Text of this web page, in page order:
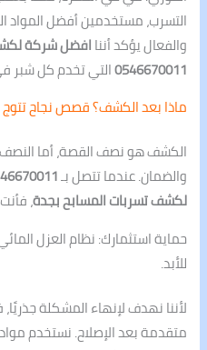
التسرب، مستخدمين أفضل المواد
والفعال يؤكد أنناافضل شركة
0546670011التي تخدم كل شبر
ماذا بعد الكشف؟ قصص نجاح
الكشف هو نصف القصة، أما النصف
والضمان. عندما تتصل بـ
لكشف تسربات المسابح بجدة،
حماية استثمارك: نظام العزل
للأبد.
لأننا نهدف لإنهاء المشكلة
متقدمة بعد الإصلاح. نستخدم